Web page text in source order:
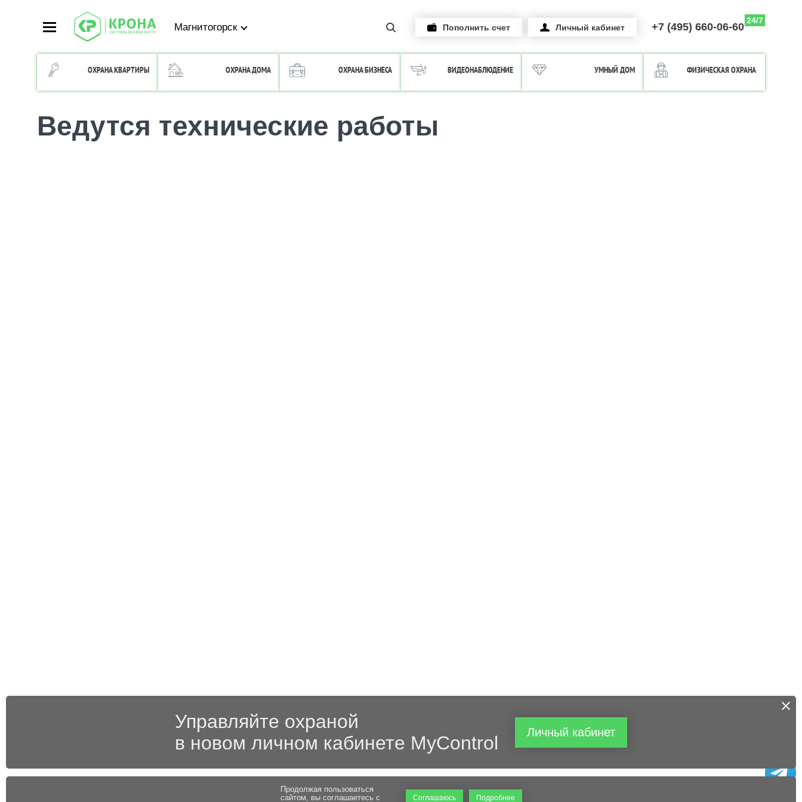
Магнитогорск Пополнить счет Личный кабинет +7 (495) 660-06-60
24/7
ОХРАНА КВАРТИРЫ ОХРАНА ДОМА ОХРАНА БИЗНЕСА ВИДЕОНАБЛЮДЕНИЕ УМНЫЙ ДОМ ФИЗИЧЕСКАЯ ОХРАНА
Ведутся технические работы
Управляйте охраной
в новом личном кабинете MyControl
Личный кабинет
Продолжая пользоваться
сайтом, вы соглашаетесь с
Соглашаюсь Подробнее